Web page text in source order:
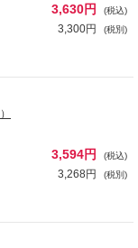
3,630円 (税込)
3,300円 (税別)
3,594円 (税込)
3,268円 (税別)